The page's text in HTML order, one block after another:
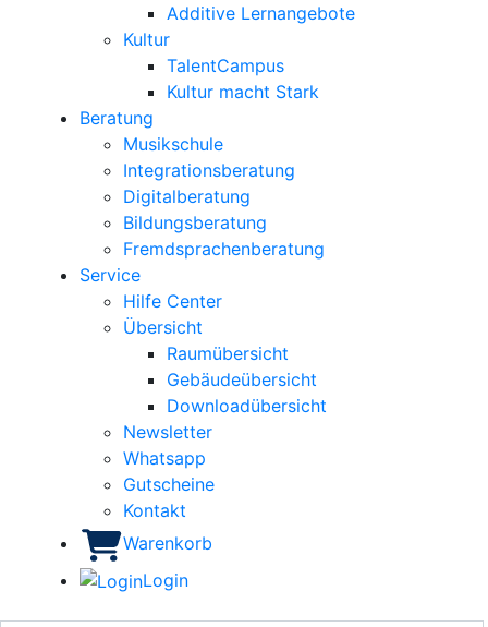
Additive Lernangebote
Kultur
TalentCampus
Kultur macht Stark
Beratung
Musikschule
Integrationsberatung
Digitalberatung
Bildungsberatung
Fremdsprachenberatung
Service
Hilfe Center
Übersicht
Raumübersicht
Gebäudeübersicht
Downloadübersicht
Newsletter
Whatsapp
Gutscheine
Kontakt
Warenkorb
Login